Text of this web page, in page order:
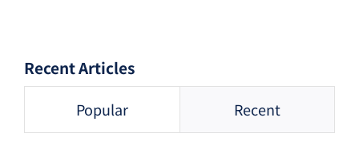
Recent Articles
Popular Recent